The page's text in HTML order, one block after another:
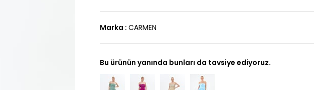
Marka : CARMEN
Bu ürünün yanında bunları da tavsiye ediyoruz.